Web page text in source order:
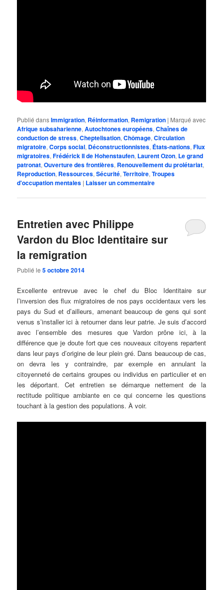
Publié dansImmigration, Réinformation, Remigration | Marqué avec
Afrique subsaharienne,Autochtones européens,Chaînes de
conduction de stress,Cheptelisation,Chômage,Circulation
migratoire,Corps social, Déconstructionnistes, États-nations,Flux
migratoires,Frédérick II de Hohenstaufen, Laurent Ozon, Le grand
patronat,Ouverture des frontières, Renouvellement du prolétariat,
Reproduction, Ressources,Sécurité,Territoire,Troupes
d'occupation mentales | Laisser un commentaire
Entretien avec Philippe
Vardon du Bloc Identitaire sur
la remigration
Publié le5 octobre 2014
Excellente entrevue avec le chef du Bloc Identitaire sur
l’inversion des flux migratoires de nos pays occidentaux vers les
pays du Sud et d’ailleurs, amenant beaucoup de gens qui sont
venus s’installer ici à retourner dans leur patrie. Je suis d’accord
avec l’ensemble des mesures que Vardon prône ici, à la
différence que je doute fort que ces nouveaux citoyens repartent
dans leur pays d’origine de leur plein gré. Dans beaucoup de cas,
on devra les y contraindre, par exemple en annulant la
citoyenneté de certains groupes ou individus en particulier et en
les déportant. Cet entretien se démarque nettement de la
rectitude politique ambiante en ce qui concerne les questions
touchant à la gestion des populations. À voir.